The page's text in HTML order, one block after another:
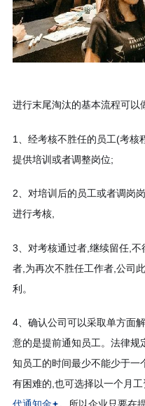
进行末尾淘汰的基本流程可以
1、经考核不胜任的员工(考核
提供培训或者调整岗位;
2、对培训后的员工或者调岗
进行考核,
3、对考核通过者,继续留任,
者,为再次不胜任工作者,公司
利。
4、确认公司可以采取单方面
意的是提前通知员工。法律规
知员工的时间最少不能少于一
有困难的,也可选择以一个月